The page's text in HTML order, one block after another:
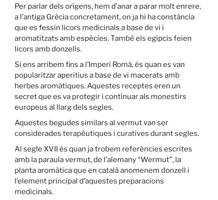
Per parlar dels orígens, hem d’anar a parar molt enrere,
a l’antiga Grècia concretament, on ja hi ha constància
que es fessin licors medicinals a base de vi i
aromatitzats amb espècies. També els egipcis feien
licors amb donzells.
Si ens arribem fins a l’Imperi Romà, és quan es van
popularitzar aperitius a base de vi macerats amb
herbes aromàtiques. Aquestes receptes eren un
secret que es va protegir i continuar als monestirs
europeus al llarg dels segles.
Aquestes begudes similars al vermut van ser
considerades terapèutiques i curatives durant segles.
Al segle XVII és quan ja trobem referències escrites
amb la paraula vermut, de l’alemany “Wermut”, la
planta aromàtica que en català anomenem donzell i
l’element principal d’aquestes preparacions
medicinals.